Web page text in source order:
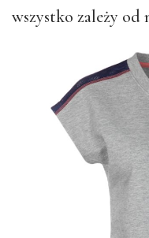
wszystko zależy od